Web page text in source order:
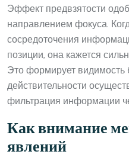
Эффект предвзятости
направлением фокуса.
сосредоточения
позиции, она кажется
Это формирует видимость
действительности
фильтрация информации
Как внимание
явлений